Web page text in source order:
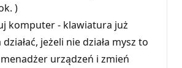
)
komputer - klawiatura już
jeżeli nie działa mysz to
urządzeń i zmień